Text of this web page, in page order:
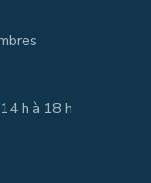
h à 18 h